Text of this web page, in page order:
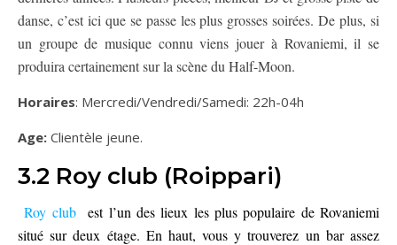
danse, c’est ici que se passe les plus grosses soirées. De plus, si
un groupe de musique connu viens jouer à Rovaniemi, il se
produira certainement sur la scène du Half-Moon.
Horaires: Mercredi/Vendredi/Samedi: 22h-04h
Age: Clientèle jeune.
3.2 Roy club (Roippari)
Roy clubest l’un des lieux les plus populaire de Rovaniemi
situé sur deux étage. En haut, vous y trouverez un bar assez